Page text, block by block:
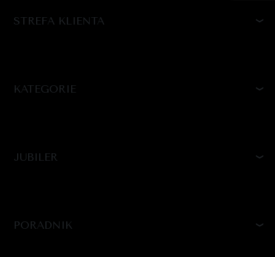
STREFA KLIENTA
KATEGORIE
JUBILER
PORADNIK